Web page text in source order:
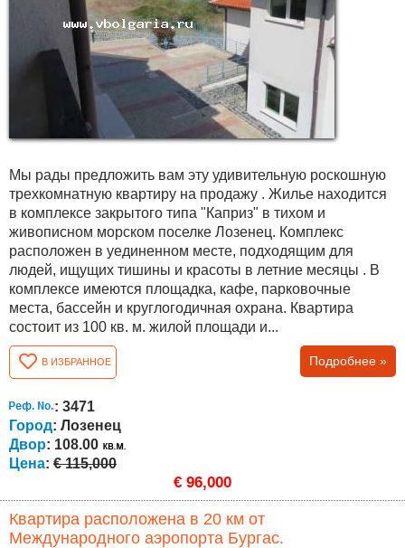
Мы рады предложить вам эту удивительную роскошную
трехкомнатную квартиру на продажу . Жилье находится
в комплексе закрытого типа "Каприз" в тихом и
живописном морском поселке Лозенец. Комплекс
расположен в уединенном месте, подходящим для
людей, ищущих тишины и красоты в летние месяцы . В
комплексе имеются площадка, кафе, парковочные
места, бассейн и круглогодичная охрана. Квартира
состоит из 100 кв. м. жилой площади и...
В ИЗБРАННОЕ Подробнее »
: 3471
Город: Лозенец
Двор: 108.00
Цена: € 115,000
€ 96,000
Квартира расположена в 20 км от
Международного аэропорта Бургас.